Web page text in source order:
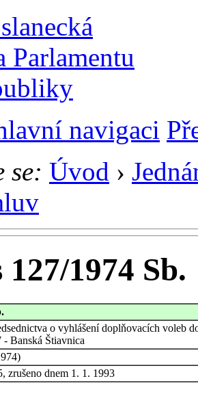
navigaci
se: Úvod ›
1974 Sb.
o vyhlášení doplňovacích voleb
- Banská Štiavnica
zrušeno dnem 1. 1. 1993